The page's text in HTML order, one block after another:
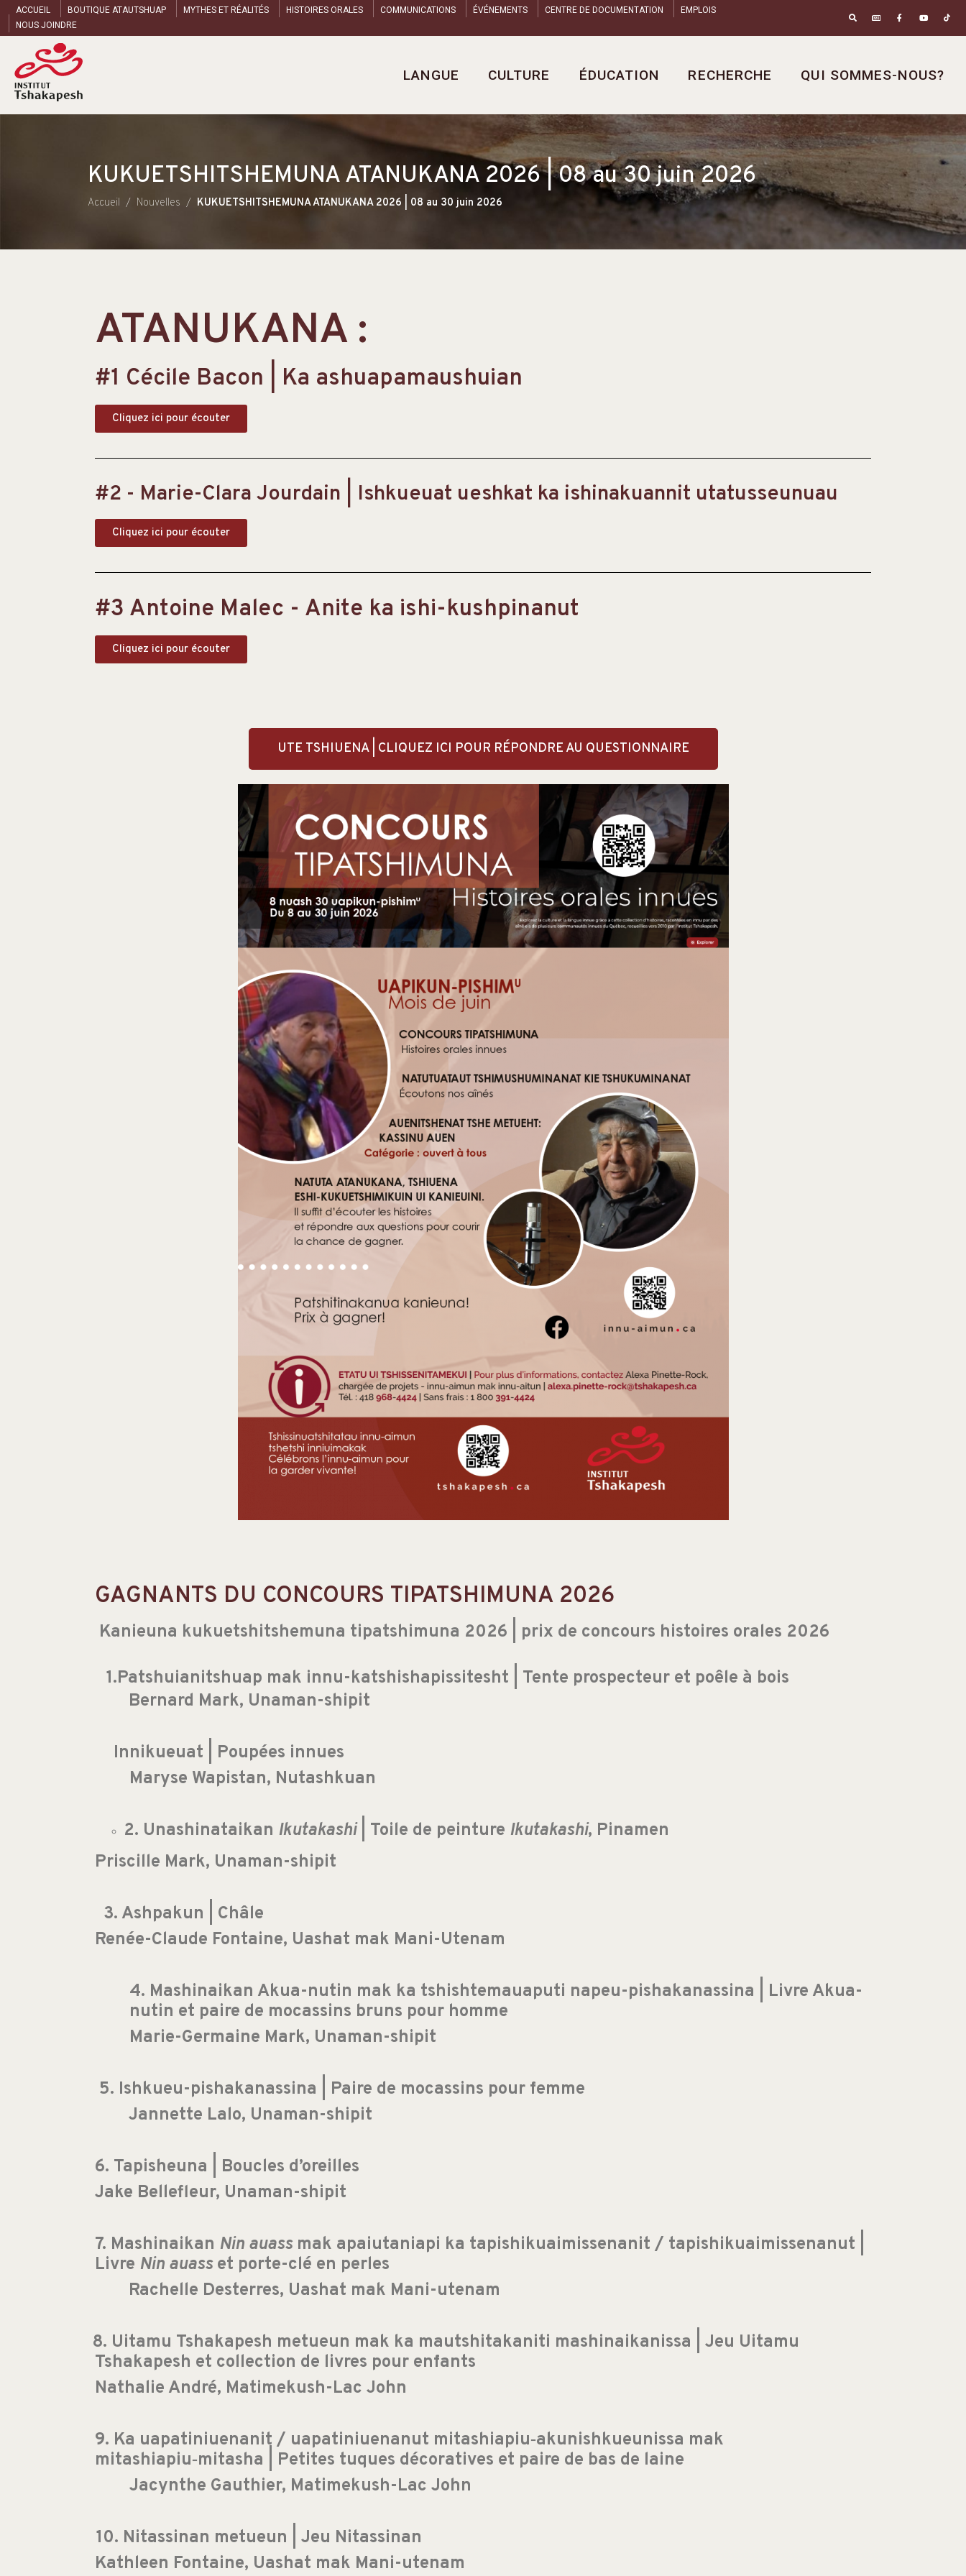
ACCUEIL BOUTIQUE ATAUTSHUAP MYTHES ET RÉALITÉS HISTOIRES ORALES COMMUNICATIONS ÉVÉNEMENTS CENTRE DE DOCUMENTATION
EMPLOIS
NOUS JOINDRE
LANGUE CULTURE ÉDUCATION RECHERCHE QUI SOMMES-NOUS?
KUKUETSHITSHEMUNA ATANUKANA 2026 | 08 au 30 juin 2026
Accueil Nouvelles KUKUETSHITSHEMUNA ATANUKANA 2026 | 08 au 30 juin 2026
ATANUKANA :
#1 Cécile Bacon | Ka ashuapamaushuian
Cliquez ici pour écouter
#2 - Marie-Clara Jourdain | Ishkueuat ueshkat ka ishinakuannit utatusseunuau
Cliquez ici pour écouter
#3 Antoine Malec - Anite ka ishi-kushpinanut
Cliquez ici pour écouter
UTE TSHIUENA | CLIQUEZ ICI POUR RÉPONDRE AU QUESTIONNAIRE
GAGNANTS DU CONCOURS TIPATSHIMUNA 2026
Kanieuna kukuetshitshemuna tipatshimuna 2026 | prix de concours histoires orales 2026
1.Patshuianitshuap mak innu-katshishapissitesht | Tente prospecteur et poêle à bois
Bernard Mark, Unaman-shipit
Innikueuat | Poupées innues
Maryse Wapistan, Nutashkuan
2. Unashinataikan Ikutakashi| Toile de peinture Ikutakashi, Pinamen
Priscille Mark, Unaman-shipit
3. Ashpakun | Châle
Renée-Claude Fontaine, Uashat mak Mani-Utenam
4. Mashinaikan Akua-nutin mak ka tshishtemauaputi napeu-pishakanassina | Livre Akua-
nutin et paire de mocassins bruns pour homme
Marie-Germaine Mark, Unaman-shipit
5. Ishkueu-pishakanassina | Paire de mocassins pour femme
Jannette Lalo, Unaman-shipit
6. Tapisheuna | Boucles d’oreilles
Jake Bellefleur, Unaman-shipit
7. Mashinaikan Nin auassmak apaiutaniapi ka tapishikuaimissenanit / tapishikuaimissenanut |
Livre Nin auasset porte-clé en perles
Rachelle Desterres, Uashat mak Mani-utenam
8. Uitamu Tshakapesh metueun mak ka mautshitakaniti mashinaikanissa | Jeu Uitamu
Tshakapesh et collection de livres pour enfants
Nathalie André, Matimekush-Lac John
9. Ka uapatiniuenanit / uapatiniuenanut mitashiapiu‑akunishkueunissa mak
mitashiapiu‑mitasha | Petites tuques décoratives et paire de bas de laine
Jacynthe Gauthier, Matimekush-Lac John
10. Nitassinan metueun | Jeu Nitassinan
Kathleen Fontaine, Uashat mak Mani-utenam